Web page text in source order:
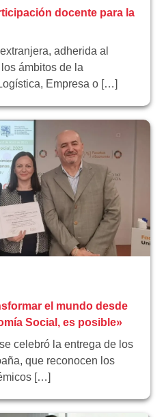
docente para la
adherida al
ámbitos de la
Empresa o […]
el mundo desde
Social, es posible»
celebró la entrega de los
que reconocen los
[…]